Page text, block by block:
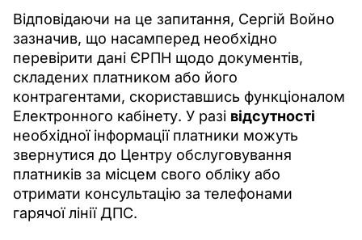
Відповідаючи на це запитання, Сергій Войно
зазначив, що насамперед необхідно
перевірити дані ЄРПН щодо документів,
складених платником або його
контрагентами, скориставшись функціоналом
Електронного кабінету. У разі відсутності
необхідної інформації платники можуть
звернутися до Центру обслуговування
платників за місцем свого обліку або
отримати консультацію за телефонами
гарячої лінії ДПС.